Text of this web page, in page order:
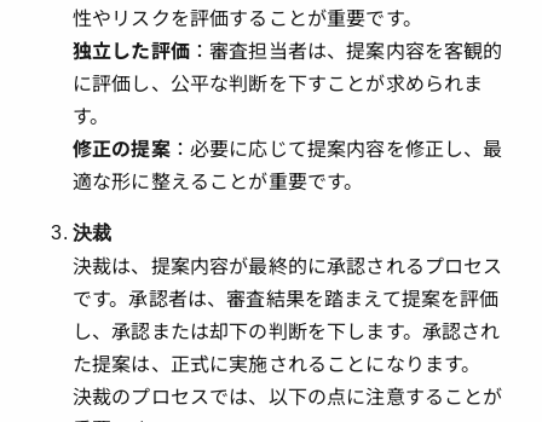
性やリスクを評価することが重要です。
独立した評価：審査担当者は、提案内容を客観的
に評価し、公平な判断を下すことが求められま
す。
修正の提案：必要に応じて提案内容を修正し、最
適な形に整えることが重要です。
決裁
決裁は、提案内容が最終的に承認されるプロセス
です。承認者は、審査結果を踏まえて提案を評価
し、承認または却下の判断を下します。承認され
た提案は、正式に実施されることになります。
決裁のプロセスでは、以下の点に注意することが